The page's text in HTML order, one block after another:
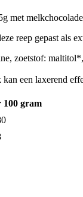
met
reep gepast als
zoetstof:
een laxerend
100 gram